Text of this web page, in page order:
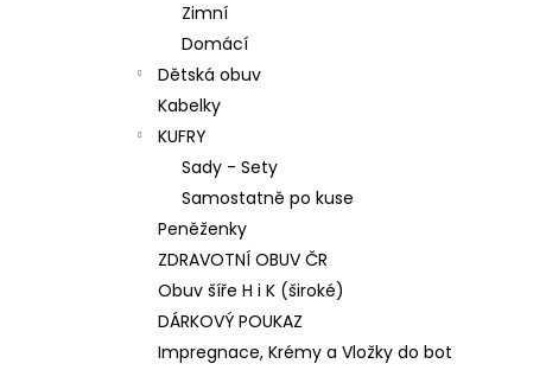
Zimní
Domácí
Dětská obuv
Kabelky
KUFRY
Sady - Sety
Samostatně po kuse
Peněženky
ZDRAVOTNÍ OBUV ČR
Obuv šíře H i K (široké)
DÁRKOVÝ POUKAZ
Impregnace, Krémy a Vložky do bot